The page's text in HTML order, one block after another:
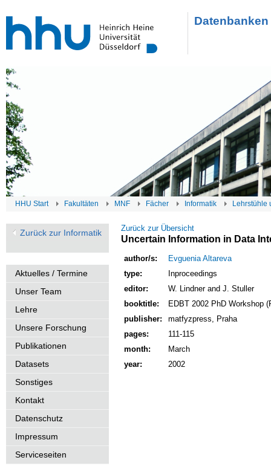
HHU Start Fakultäten MNF Fächer Informatik Lehrstühle
Zurück zur Informatik
Aktuelles / Termine
Unser Team
Lehre
Unsere Forschung
Publikationen
Datasets
Sonstiges
Kontakt
Datenschutz
Impressum
Serviceseiten
Zurück zur Übersicht
Uncertain Information in Data
author/s:
Evguenia Altareva
type:
Inproceedings
editor:
W. Lindner and J. Stuller
booktitle:
EDBT 2002 PhD Workshop
publisher:
matfyzpress, Praha
pages:
111-115
month:
March
year:
2002